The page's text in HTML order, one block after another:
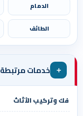
الدمام
الطائف
＋ خدمات
فك وتركيب الأثاث